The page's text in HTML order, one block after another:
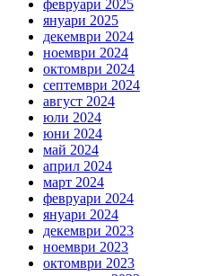
февруари 2025
януари 2025
декември 2024
ноември 2024
октомври 2024
септември 2024
август 2024
юли 2024
юни 2024
май 2024
април 2024
март 2024
февруари 2024
януари 2024
декември 2023
ноември 2023
октомври 2023